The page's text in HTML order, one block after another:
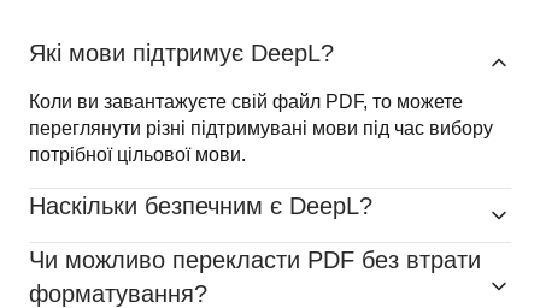
Які мови підтримує DeepL?
Коли ви завантажуєте свій файл PDF, то можете
переглянути різні підтримувані мови під час вибору
потрібної цільової мови.
Наскільки безпечним є DeepL?
Чи можливо перекласти PDF без втрати
форматування?